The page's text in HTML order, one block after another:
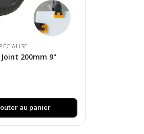
Joint 200mm 9"
au panier